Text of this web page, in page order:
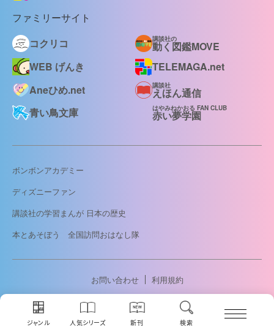
ジャンル 人気シリーズ 新刊 検索
ファミリーサイト
コクリコ
講談社の
動く図鑑MOVE
WEB げんき
TELEMAGA.net
Aneひめ.net
講談社
えほん通信
青い鳥文庫
はやみねかおる FAN CLUB
赤い夢学園
ボンボンアカデミー
ディズニーファン
講談社の学習まんが 日本の歴史
本とあそぼう 全国訪問おはなし隊
お問い合わせ
利用規約
プライバシーポリシー
特定商取引法に基づく表記